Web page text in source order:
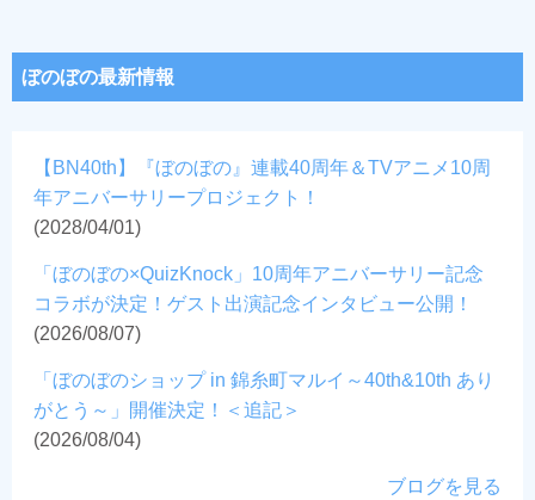
ぼのぼの最新情報
【BN40th】『ぼのぼの』連載40周年＆TVアニメ10周
年アニバーサリープロジェクト！
(2028/04/01)
「ぼのぼの×QuizKnock」10周年アニバーサリー記念
コラボが決定！ゲスト出演記念インタビュー公開！
(2026/08/07)
「ぼのぼのショップ in 錦糸町マルイ～40th&10th あり
がとう～」開催決定！＜追記＞
(2026/08/04)
ブログを見る